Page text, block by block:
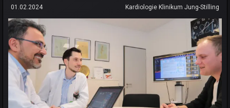
01.02.2024 Kardiologie Klinikum Jung-Stilling